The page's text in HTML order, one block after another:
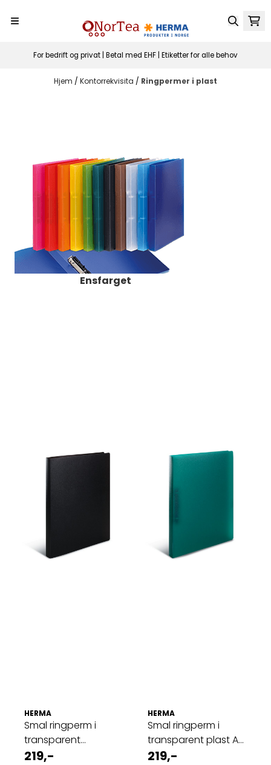
For bedrift og privat | Betal med EHF | Etiketter for alle behov
Hjem / Kontorrekvisita / Ringpermer i plast
Ensfarget
HERMA
Smal ringperm i
transparent
plastmateriale A4, ...
219,-
HERMA
Smal ringperm i
transparent plast A4,
mørkegrønn ...
219,-